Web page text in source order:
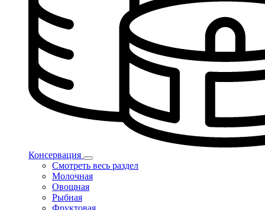
Консервация
Смотреть весь раздел
Молочная
Овощная
Рыбная
Фруктовая